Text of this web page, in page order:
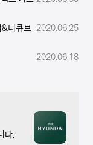
&디큐브 2020.06.25
2020.06.18
다.